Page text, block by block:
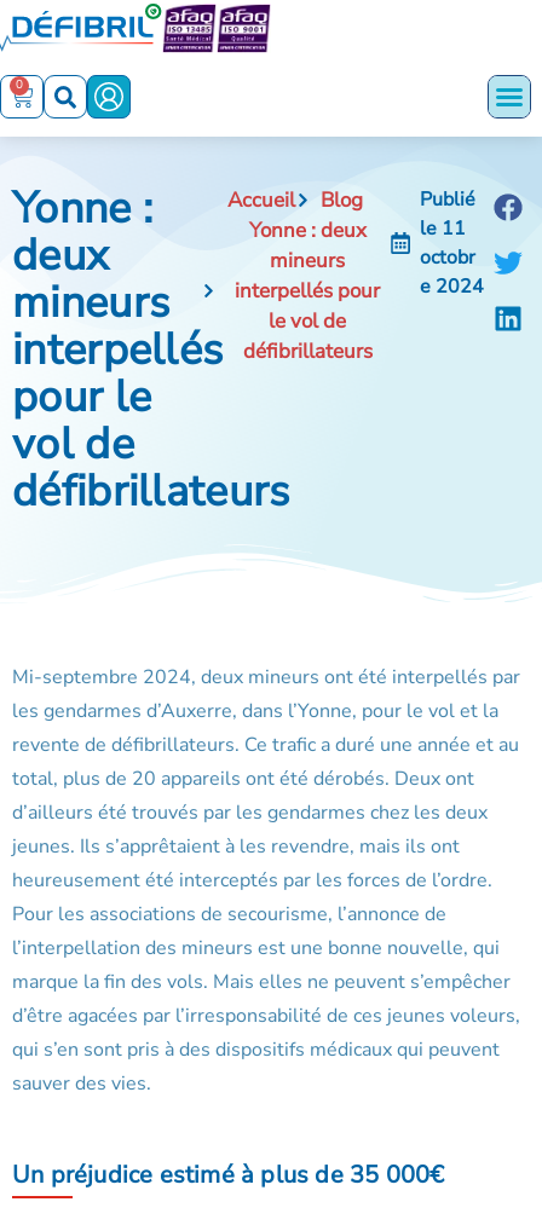
0
Yonne :
deux
mineurs
interpellés
pour le
vol de
défibrillateurs
Accueil
Blog
Yonne : deux
mineurs
interpellés pour
le vol de
défibrillateurs
Publié
le 11
octobr
e 2024
Mi-septembre 2024, deux mineurs ont été interpellés par
les gendarmes d’Auxerre, dans l’Yonne, pour le vol et la
revente de défibrillateurs. Ce trafic a duré une année et au
total, plus de 20 appareils ont été dérobés. Deux ont
d’ailleurs été trouvés par les gendarmes chez les deux
jeunes. Ils s’apprêtaient à les revendre, mais ils ont
heureusement été interceptés par les forces de l’ordre.
Pour les associations de secourisme, l’annonce de
l’interpellation des mineurs est une bonne nouvelle, qui
marque la fin des vols. Mais elles ne peuvent s’empêcher
d’être agacées par l’irresponsabilité de ces jeunes voleurs,
qui s’en sont pris à des dispositifs médicaux qui peuvent
sauver des vies.
Un préjudice estimé à plus de 35 000€